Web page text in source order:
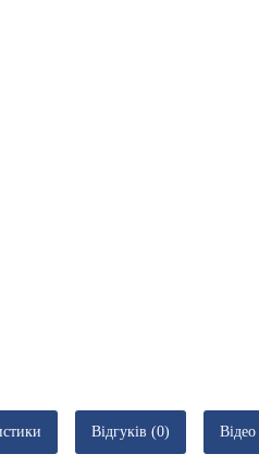
Відгуків (0) Відео